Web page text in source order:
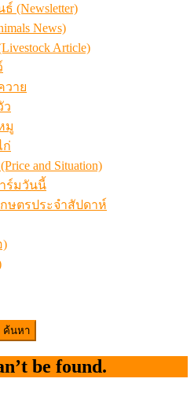
(Newsletter)
News)
Article)
วาย
ว
มู
ก่
and Situation)
ร์มวันนี้
ษตรประจำสัปดาห์
)
be found.